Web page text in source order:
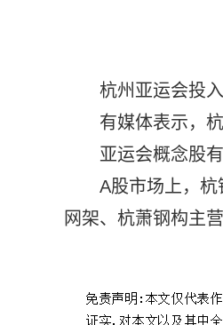
杭州亚运会投
有媒体表示，
亚运会概念股
A股市场上，
网架、杭萧钢构主